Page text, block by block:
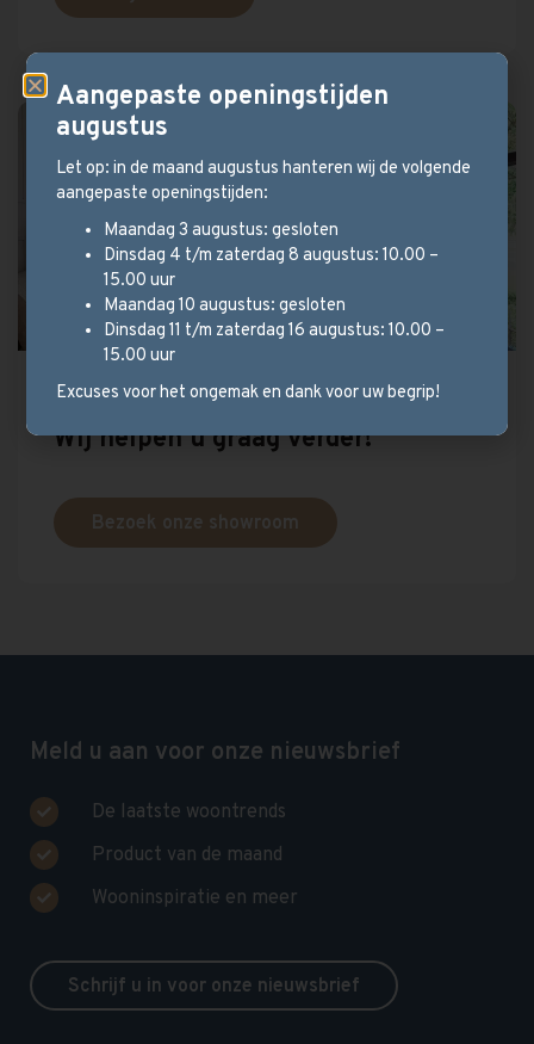
Persoonlijk advies?
Wij helpen u graag verder!
Bezoek onze showroom
Meld u aan voor onze nieuwsbrief
De laatste woontrends
Product van de maand
Wooninspiratie en meer
Schrijf u in voor onze nieuwsbrief
Aangepaste openingstijden
augustus
Let op: in de maand augustus hanteren wij de volgende
aangepaste openingstijden:
Maandag 3 augustus: gesloten
Dinsdag 4 t/m zaterdag 8 augustus: 10.00 –
15.00 uur
Maandag 10 augustus: gesloten
Dinsdag 11 t/m zaterdag 16 augustus: 10.00 –
15.00 uur
Excuses voor het ongemak en dank voor uw begrip!